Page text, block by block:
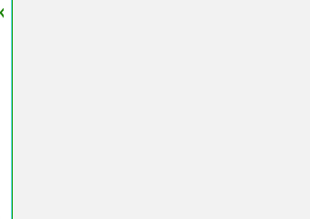
VƯỢNG ♥♥♥